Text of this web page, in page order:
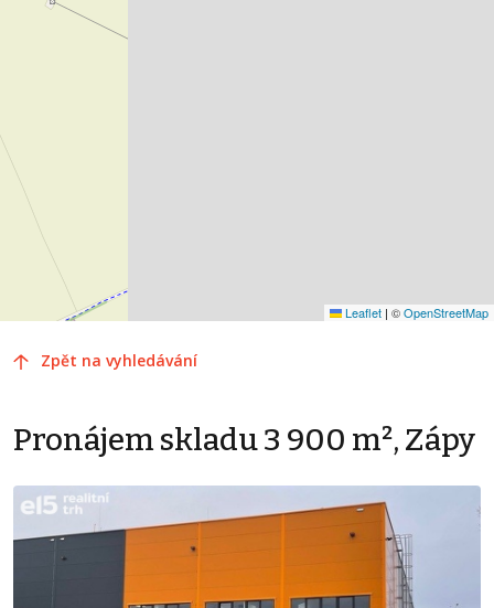
Leaflet | ©OpenStreetMap
Zpět na vyhledávání
Pronájem skladu 3 900 m², Zápy